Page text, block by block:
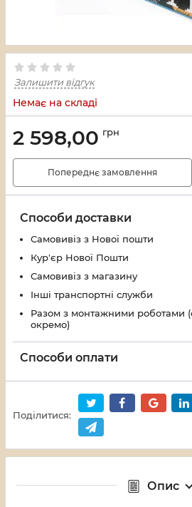
Залишити відгук
Немає на складі
2 598,00 грн
Попереднє замовлення
Способи доставки
Самовивіз з Нової пошти
Кур'єр Нової Пошти
Самовивіз з магазину
Інші транспортні служби
Разом з монтажними роботами
окремо)
Способи оплати
Поділитися:
Опис